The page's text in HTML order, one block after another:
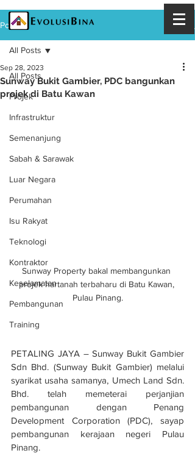
Post
All Posts
Projek
Infrastruktur
Semenanjung
Sabah & Sarawak
Luar Negara
Perumahan
Isu Rakyat
Teknologi
Kontraktor
Keselamatan
Pembangunan
Training
All Posts
Sunway Bukit Gambier, PDC bangunkan
projek di Batu Kawan
Sep 28, 2023
Sunway Property bakal membangunkan
projek hartanah terbaharu di Batu Kawan,
Pulau Pinang.
PETALING JAYA – Sunway Bukit Gambier
Sdn Bhd. (Sunway Bukit Gambier) melalui
syarikat usaha samanya, Umech Land Sdn.
Bhd. telah memeterai perjanjian
pembangunan dengan Penang
Development Corporation (PDC), sayap
pembangunan kerajaan negeri Pulau
Pinang.